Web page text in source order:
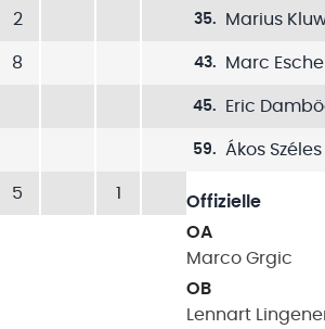
2
8
5 1
35. Marius
43. Marc Esche
45. Eric
59. Ákos Széles
Offizielle
OA
Marco Grgic
OB
Lennart